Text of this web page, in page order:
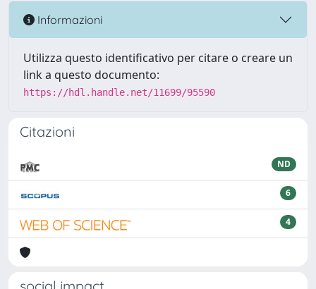
Informazioni
Utilizza questo identificativo per citare o creare un
link a questo documento:
https://hdl.handle.net/11699/95590
Citazioni
ND
6
4